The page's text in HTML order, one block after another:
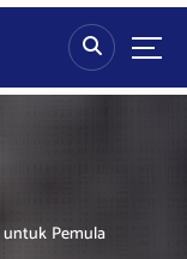
Pemula